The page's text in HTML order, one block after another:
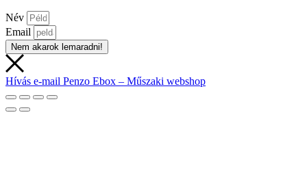
Név
Email
Nem akarok lemaradni!
Hívás e-mail Penzo Ebox – Műszaki webshop